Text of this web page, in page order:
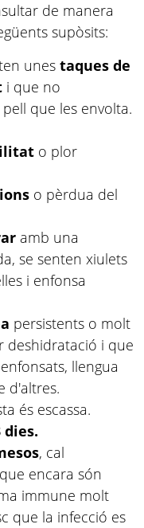
de manera
supòsits:
unestaques de
i que no
que les envolta.
o plor
o pèrdua del
amb una
se senten xiulets
i enfonsa
persistents o molt
deshidratació i que
llengua
d'altres.
és escassa.
dies.
, cal
encara són
immune molt
que la infecció es